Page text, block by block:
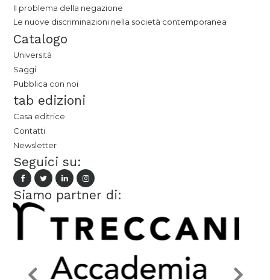
Il problema della negazione
Le nuove discriminazioni nella società contemporanea
Catalogo
Università
Saggi
Pubblica con noi
tab edizioni
Casa editrice
Contatti
Newsletter
Seguici su:
Siamo partner di: